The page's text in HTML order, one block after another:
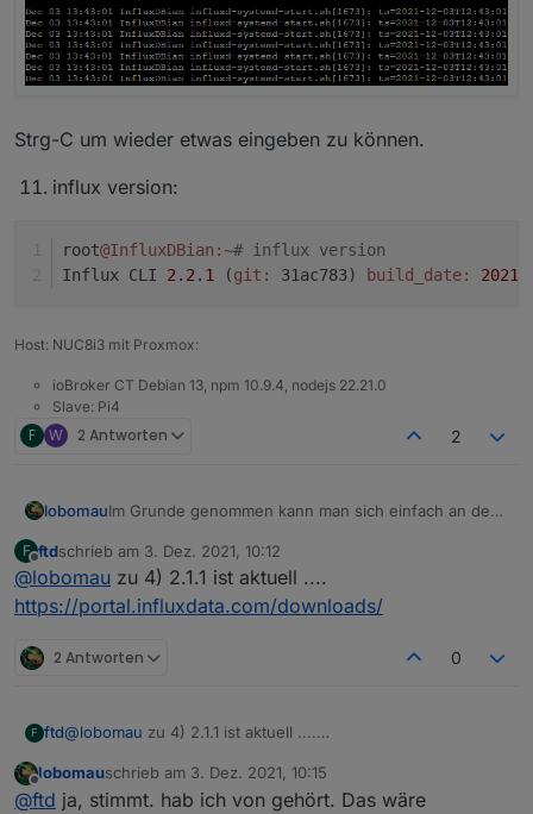
Strg-C um wieder etwas eingeben zu können.
influx version:
root@InfluxDBian :~# influx version
Influx CLI 2.2 . 1 (git: 31ac783) build_date: 2021
Host: NUC8i3 mit Proxmox:
ioBroker CT Debian 13, npm 10.9.4, nodejs 22.21.0
Slave: Pi4
F W 2 Antworten 2
lobomauIm Grunde genommen kann man sich einfach an der
https://portal.influxdata.com/downloads/
Unter dem link steht für "linux Ubuntu & Debian":
wget -qO- https://repos.influxdata.com/
export DISTRIB_ID=$(lsb_release -si); export
echo "deb [signed-by=/etc/apt/
Wegen der wenigen kleinen Zusätze hier noch etwas
detaillierter erklärt.
Containern:
F
Offline
ftdschrieb am 3. Dez. 2021, 10:12
zuletzt editiert von
@lobomau zu 4) 2.1.1 ist aktuell ....
https://portal.influxdata.com/downloads/
2 Antworten 0
F ftd@lobomau zu 4) 2.1.1 ist aktuell ....
Offline
lobomauschrieb am 3. Dez. 2021, 10:15
zuletzt editiert von
@ftd ja, stimmt. hab ich von gehört. Das wäre